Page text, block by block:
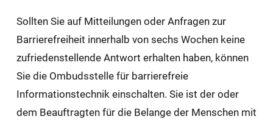
Sollten Sie auf Mitteilungen oder Anfragen zur
Barrierefreiheit innerhalb von sechs Wochen keine
zufriedenstellende Antwort erhalten haben, können
Sie die Ombudsstelle für barrierefreie
Informationstechnik einschalten. Sie ist der oder
dem Beauftragten für die Belange der Menschen mit